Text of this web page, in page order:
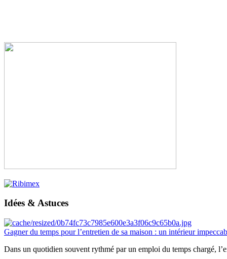
Idées & Astuces
Gagner du temps pour l’entretien de sa maison : un intérieur
Dans un quotidien souvent rythmé par un emploi du temps chargé,